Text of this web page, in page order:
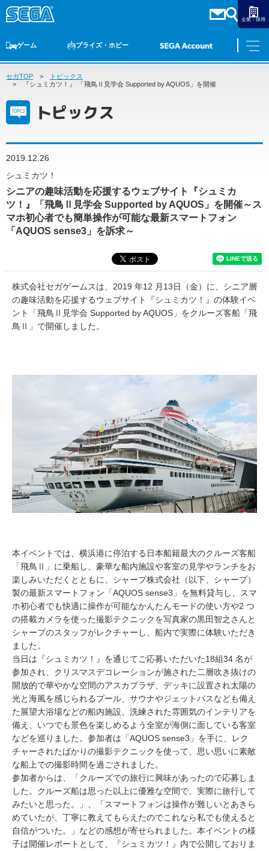
企業・採用
ゲーム
ゲームTOP 家庭用ゲーム
プライズ・ホビー
プライズ トイ S-FIRE
オンライン
ゲーム
ゲームTOP
家庭用ゲーム
アーケードゲーム
プライズ・ホビー
トイ
S-FIRE
セガ ラッキーくじ
セガ ラッキーくじ オンライン
ダーツ
トピックス
セガTOP
トピックス
『シュミカツ！』 「飛鳥Ⅱ見学会 Supported by AQUOS」を開催
トピックス
2019.12.26
シュミカツ！
シニアの趣味活動を応援するウェブサイト『シュミカ
ツ！』「飛鳥Ⅱ見学会 Supported by AQUOS」を開催～ス
マホ初心者でも簡単操作が可能な最新スマートフォン
「AQUOS sense3」を訴求～
株式会社セガゲームスは、2019 年12 月13日（金）に、シニア層
の趣味活動を応援するウェブサイト『シュミカツ！』の体験イベ
ント「飛鳥Ⅱ見学会 Supported by AQUOS」をクルーズ客船「飛
鳥Ⅱ」で開催しました。
本イベントでは、横浜港に停泊する日本船籍最大のクルーズ客船
「飛鳥Ⅱ」に乗船し、豪華な船内施設や客室の見学やランチをお
楽しみいただくとともに、シャープ株式会社（以下、シャープ）
製の最新スマートフォン「AQUOS sense3」を無料貸与し、スマ
ホ初心者でも快適に操作が可能なかんたんモードの使い方や2 つ
の搭載カメラを使った撮影テクニックを写真家の黒田智之さんと
シャープのスタッフがレクチャーし、船内で実際に体験いただき
ました。
当日は『シュミカツ！』を通じてご応募いただいた18組34 名が
参加され、クリスマスデコレーションが施された二層吹き抜けの
開放的で華やかな空間のアスカプラザ、デッキに設置され太陽の
光と海風を感じられるプール、サウナやジェットバスなども備え
た展望大浴場などの船内施設、洗練された雰囲気のインテリアを
備え、いつでも景色を楽しめるよう全室が海側に面している客室
などを巡りました。参加者は「AQUOS sense3」を手に、レク
チャーされたばかりの撮影テクニックを使って、思い思いに素敵
な船上での撮影時間を過ごされました。
参加者からは、「クルーズでの旅行に興味があったので応募しま
した。クルーズ船は思った以上に優雅な空間で、実際に旅行して
みたいと思った。」、「スマートフォンは操作が難しいとあきら
めていたが、丁寧に教えてもらえたのでこれなら私でも使えると
自信がついた。」などの感想が寄せられました。本イベントの様
子は開催レポートとして、『シュミカツ！』内で公開しておりま